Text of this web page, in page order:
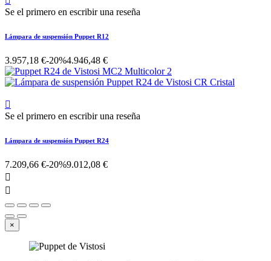
Se el primero en escribir una reseña
Lámpara de suspensión Puppet R12
3.957,18 €-20%4.946,48 €

Se el primero en escribir una reseña
Lámpara de suspensión Puppet R24
7.209,66 €-20%9.012,08 €


×